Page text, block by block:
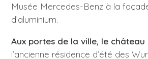
Musée Mercedes-Benz à la
d’aluminium.
Aux portes de la ville, le château
l’ancienne résidence d’été des